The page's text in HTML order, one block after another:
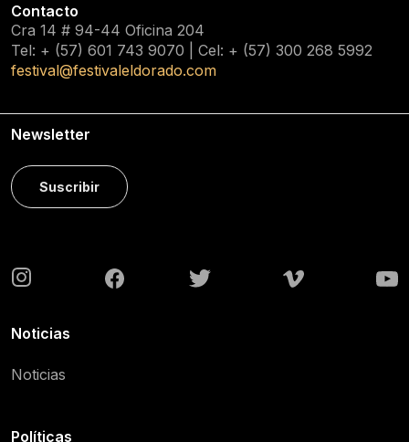
Contacto
Cra 14 # 94-44 Oficina 204
Tel: + (57) 601 743 9070 | Cel: + (57) 300 268 5992
festival@festivaleldorado.com
Newsletter
Suscribir
Noticias
Noticias
Políticas